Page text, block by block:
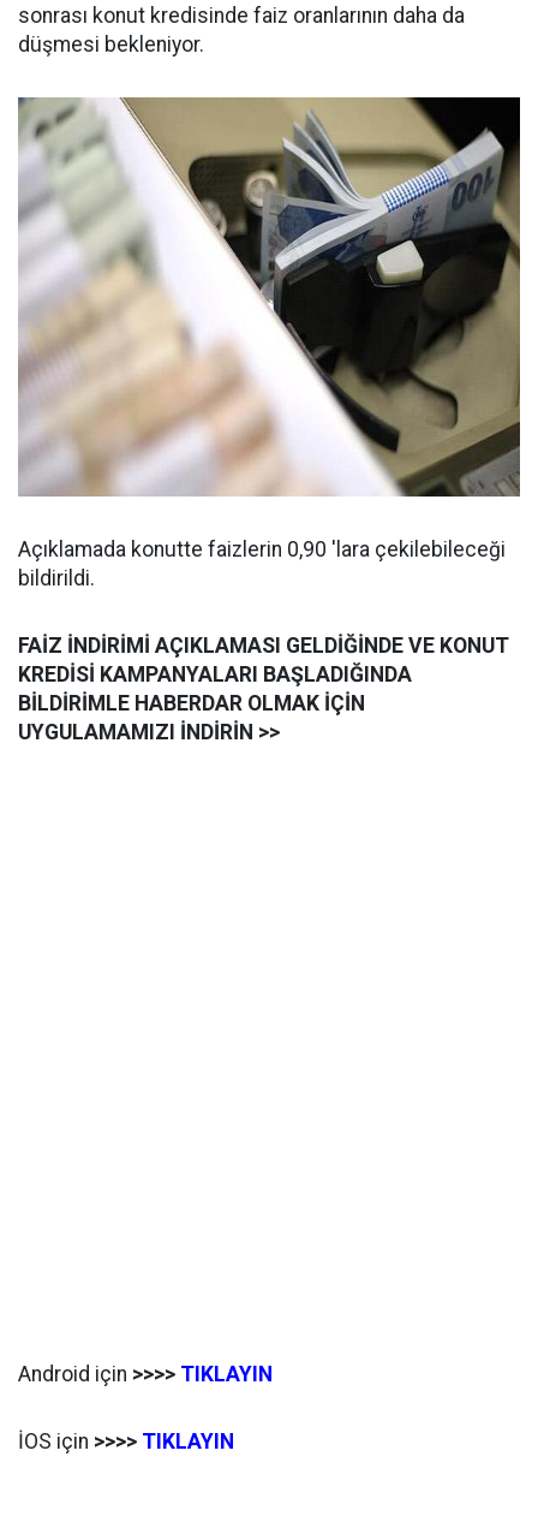
sonrası konut kredisinde faiz oranlarının daha da
düşmesi bekleniyor.
Açıklamada konutte faizlerin 0,90 'lara çekilebileceği
bildirildi.
FAİZ İNDİRİMİ AÇIKLAMASI GELDİĞİNDE VE KONUT
KREDİSİ KAMPANYALARI BAŞLADIĞINDA
BİLDİRİMLE HABERDAR OLMAK İÇİN
UYGULAMAMIZI İNDİRİN >>
Android için >>>> TIKLAYIN
İOS için >>>> TIKLAYIN